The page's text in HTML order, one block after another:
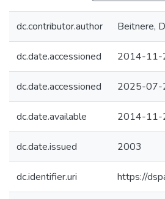
dc.contributor.author Beitnere,
dc.date.accessioned 2014-11-
dc.date.accessioned 2025-07-
dc.date.available 2014-11-
dc.date.issued 2003
dc.identifier.uri https://